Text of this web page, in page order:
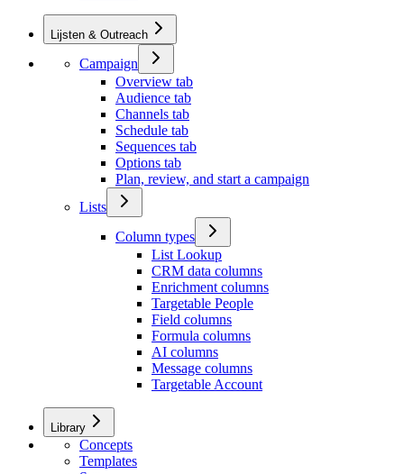
Lijsten & Outreach
Campaign
Overview tab
Audience tab
Channels tab
Schedule tab
Sequences tab
Options tab
Plan, review, and start a campaign
Lists
Column types
List Lookup
CRM data columns
Enrichment columns
Targetable People
Field columns
Formula columns
AI columns
Message columns
Targetable Account
Library
Concepts
Templates